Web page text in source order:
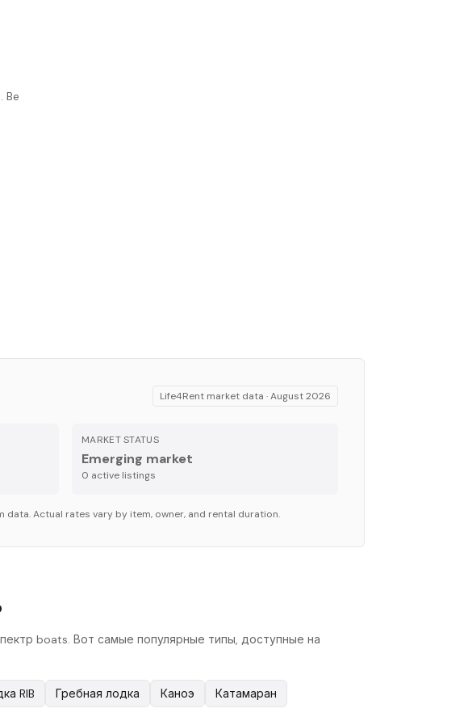
Be
Life4Rent market data ·August 2026
MARKET STATUS
Emerging market
0 active listings
data. Actual rates vary by item, owner, and rental duration.
boats. Вот самые популярные типы, доступные на
RIB Гребная лодка Каноэ
Катамаран